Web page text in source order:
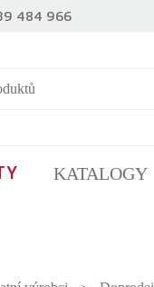
484 966
KATALOGY